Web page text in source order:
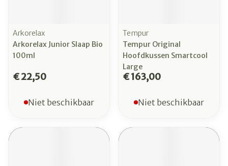
Arkorelax
Arkorelax Junior Slaap Bio
100ml
€ 22,50
Niet beschikbaar
Tempur
Tempur Original
Hoofdkussen Smartcool
Large
€ 163,00
Niet beschikbaar